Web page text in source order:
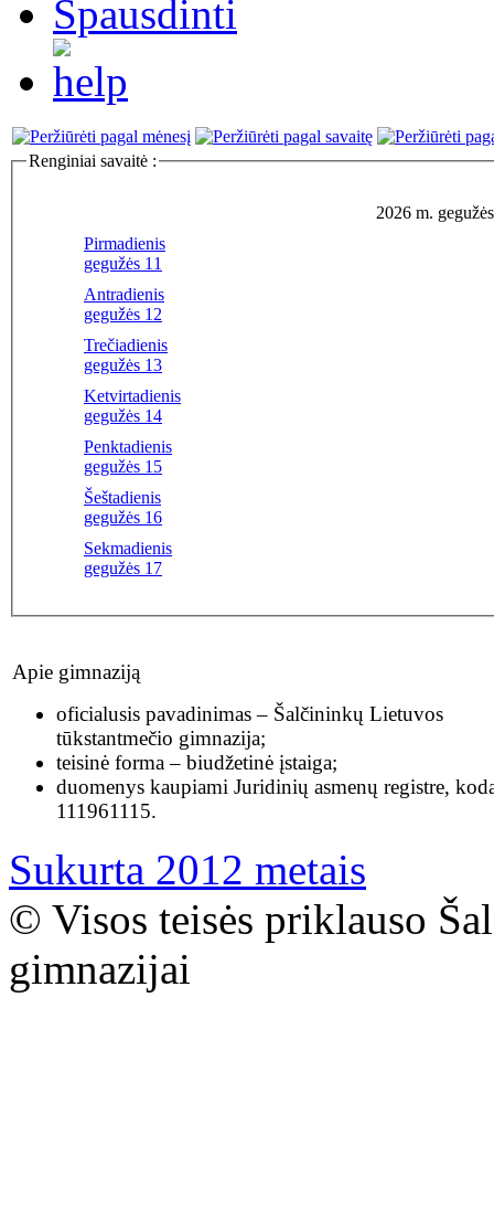
Renginiai savaitė :
2026 m.
Pirmadienis
gegužės 11
Antradienis
gegužės 12
Trečiadienis
gegužės 13
Ketvirtadienis
gegužės 14
Penktadienis
gegužės 15
Šeštadienis
gegužės 16
Sekmadienis
gegužės 17
Apie gimnaziją
oficialusis pavadinimas – Šalčininkų Lietuvos
tūkstantmečio gimnazija;
teisinė forma – biudžetinė įstaiga;
duomenys kaupiami Juridinių asmenų registre,
111961115.
Sukurta 2012 metais
© Visos teisės priklauso
gimnazijai